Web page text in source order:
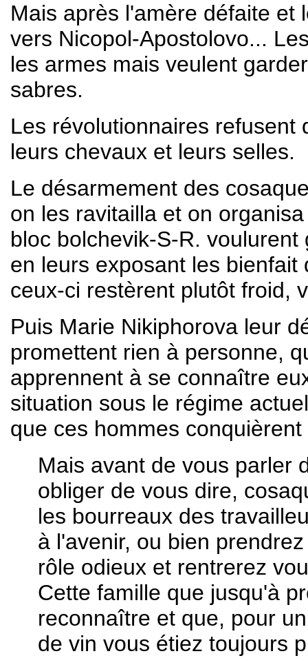
Mais après l'amère défaite et
vers Nicopol-Apostolovo...
les armes mais veulent
sabres.
Les révolutionnaires refusent
leurs chevaux et leurs selles.
Le désarmement des
on les ravitailla et on
bloc bolchevik-S-R.
en leurs exposant les
ceux-ci restèrent plutôt froid,
Puis Marie Nikiphorova leur
promettent rien à personne,
apprennent à se connaître
situation sous le régime
que ces hommes
Mais avant de vous parler
obliger de vous dire,
les bourreaux des
à l'avenir, ou bien
rôle odieux et rentrerez
Cette famille que jusqu'à
reconnaître et que, pour
de vin vous étiez toujours